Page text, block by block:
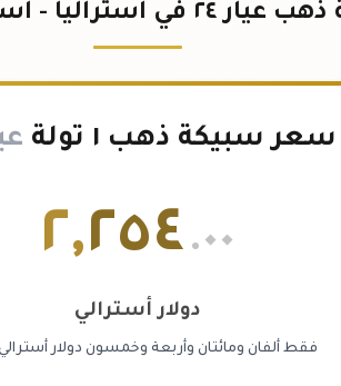
سعر سبيكة ذهب ١ تولة
٢,٢٥٤ .٠٠
دولار أسترالي
فقط ألفان ومائتان وأربعة وخمسون دولار أسترالي